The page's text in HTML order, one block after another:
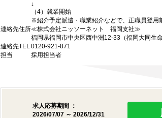
↓
（4）就業開始
※紹介予定派遣・職業紹介などで、正職員登用
連絡先住所≪株式会社ニッソーネット 福岡支社≫
福岡県福岡市中央区西中洲12-33（福岡大同生命
連絡先TEL0120-921-871
担当
採用担当者
求人応募期間 ：
2026/07/07 ～ 2026/12/31